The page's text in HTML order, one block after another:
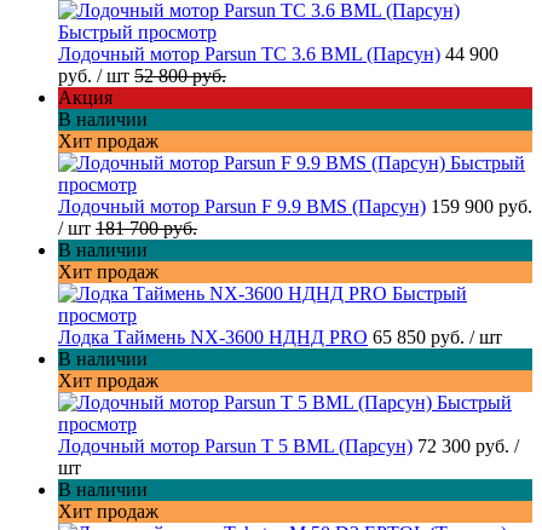
Быстрый просмотр
Лодочный мотор Parsun TC 3.6 BML (Парсун) 44 900
руб. / шт 52 800 руб.
Акция
В наличии
Хит продаж
Быстрый
просмотр
Лодочный мотор Parsun F 9.9 BMS (Парсун) 159 900 руб.
/ шт 181 700 руб.
В наличии
Хит продаж
Быстрый
просмотр
Лодка Таймень NX-3600 НДНД PRO 65 850 руб. / шт
В наличии
Хит продаж
Быстрый
просмотр
Лодочный мотор Parsun T 5 BML (Парсун) 72 300 руб. /
шт
В наличии
Хит продаж